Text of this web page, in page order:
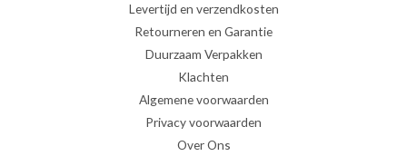
Levertijd en verzendkosten
Retourneren en Garantie
Duurzaam Verpakken
Klachten
Algemene voorwaarden
Privacy voorwaarden
Over Ons